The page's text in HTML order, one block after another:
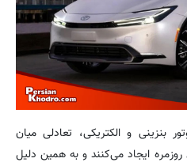
بنزینی و الکتریکی، تعادلی میان
ایجاد می‌کنند و به همین دلیل